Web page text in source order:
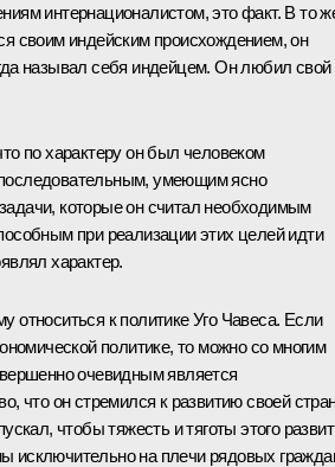
интернационалистом, это факт. В то
своим индейским происхождением, он
называл себя индейцем. Он любил свой
по характеру он был человеком
умеющим ясно
которые он считал необходимым
при реализации этих целей идти
характер.
относиться к политике Уго Чавеса. Если
политике, то можно со многим
очевидным является
что он стремился к развитию своей
чтобы тяжесть и тяготы этого
исключительно на плечи рядовых